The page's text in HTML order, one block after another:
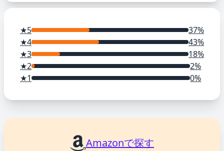
★5
37%
★4
43%
★3
18%
★2
2%
★1
0%
Amazonで探す